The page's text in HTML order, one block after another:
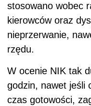
stosowano wobec
kierowców oraz
nieprzerwanie,
rzędu.
W ocenie NIK tak
godzin, nawet jeśli
czas gotowości,